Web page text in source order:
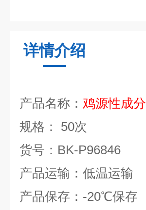
详情介绍
产品名称： 鸡源性成分
规格：
50次
货号： BK-P96846
产品运输：低温运输
产品保存： -20℃保存